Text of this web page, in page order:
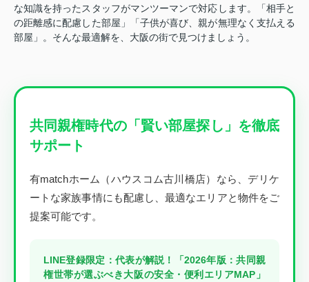
な知識を持ったスタッフがマンツーマンで対応します。「相手と
の距離感に配慮した部屋」「子供が喜び、親が無理なく支払える
部屋」。そんな最適解を、大阪の街で見つけましょう。
共同親権時代の「賢い部屋探し」を徹底
サポート
有matchホーム（ハウスコム古川橋店）なら、デリケ
ートな家族事情にも配慮し、最適なエリアと物件をご
提案可能です。
LINE登録限定：代表が解説！「2026年版：共同親
権世帯が選ぶべき大阪の安全・便利エリアMAP」